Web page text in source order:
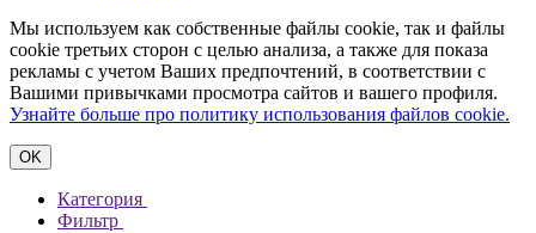
Мы используем как собственные файлы cookie, так и файлы
cookie третьих сторон с целью анализа, а также для показа
рекламы с учетом Ваших предпочтений, в соответствии с
Вашими привычками просмотра сайтов и вашего профиля.
Узнайте больше про политику использования файлов cookie.
ОK
Категория
Фильтр